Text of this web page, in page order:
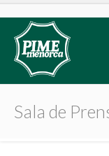
Sala de